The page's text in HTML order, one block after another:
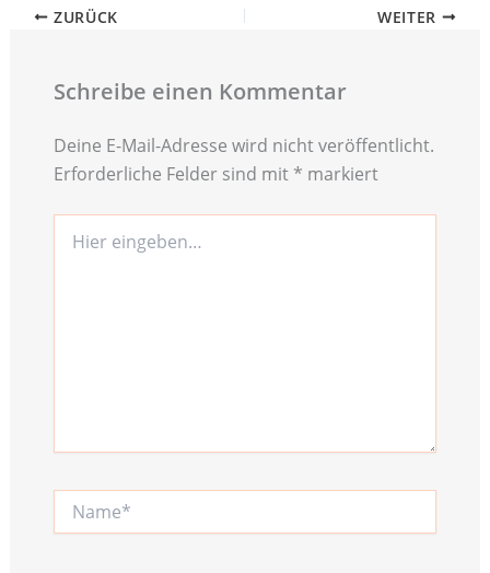
ZURÜCK WEITER
Schreibe einen Kommentar
Deine E-Mail-Adresse wird nicht veröffentlicht.
Erforderliche Felder sind mit * markiert
eingeben…